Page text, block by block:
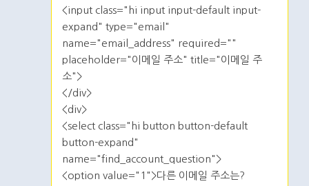
<input class="hi input input-default input-
expand" type="email"
name="email_address" required=""
placeholder="이메일 주소" title="이메일 주
소">
</div>
<div>
<select class="hi button button-default
button-expand"
name="find_account_question">
<option value="1">다른 이메일 주소는?